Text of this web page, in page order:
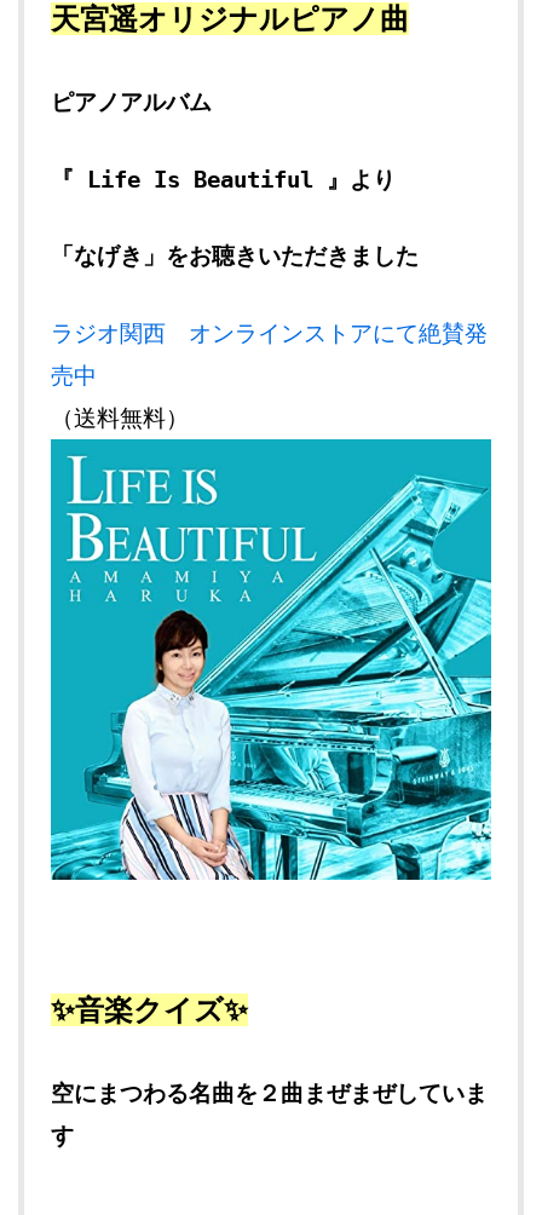
天宮遥オリジナルピアノ曲
ピアノアルバム
『 Life Is Beautiful 』より
「なげき」をお聴きいただきました
ラジオ関西 オンラインストアにて絶賛発
売中
（送料無料）
✨音楽クイズ✨
空にまつわる名曲を２曲まぜまぜしていま
す